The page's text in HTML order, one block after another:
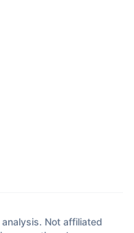
Not affiliated